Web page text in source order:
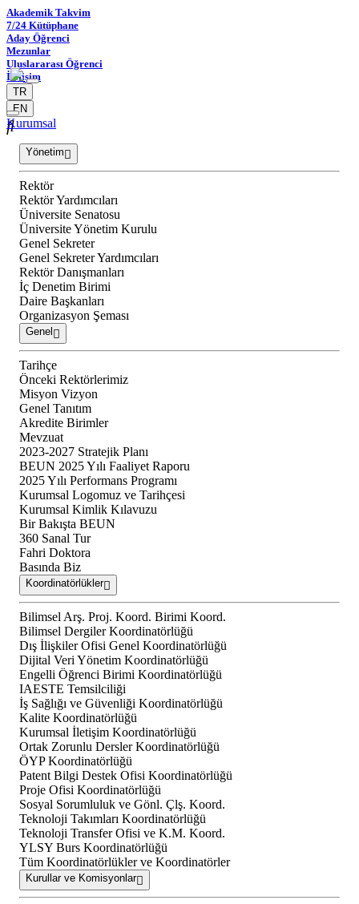
Akademik Takvim
7/24 Kütüphane
Aday Öğrenci
Mezunlar
Uluslararası Öğrenci
İletişim
TR
EN
Kurumsal
Yönetim
Rektör
Rektör Yardımcıları
Üniversite Senatosu
Üniversite Yönetim Kurulu
Genel Sekreter
Genel Sekreter Yardımcıları
Rektör Danışmanları
İç Denetim Birimi
Daire Başkanları
Organizasyon Şeması
Genel
Tarihçe
Önceki Rektörlerimiz
Misyon Vizyon
Genel Tanıtım
Akredite Birimler
Mevzuat
2023-2027 Stratejik Planı
BEUN 2025 Yılı Faaliyet Raporu
2025 Yılı Performans Programı
Kurumsal Logomuz ve Tarihçesi
Kurumsal Kimlik Kılavuzu
Bir Bakışta BEUN
360 Sanal Tur
Fahri Doktora
Basında Biz
Koordinatörlükler
Bilimsel Arş. Proj. Koord. Birimi Koord.
Bilimsel Dergiler Koordinatörlüğü
Dış İlişkiler Ofisi Genel Koordinatörlüğü
Dijital Veri Yönetim Koordinatörlüğü
Engelli Öğrenci Birimi Koordinatörlüğü
IAESTE Temsilciliği
İş Sağlığı ve Güvenliği Koordinatörlüğü
Kalite Koordinatörlüğü
Kurumsal İletişim Koordinatörlüğü
Ortak Zorunlu Dersler Koordinatörlüğü
ÖYP Koordinatörlüğü
Patent Bilgi Destek Ofisi Koordinatörlüğü
Proje Ofisi Koordinatörlüğü
Sosyal Sorumluluk ve Gönl. Çlş. Koord.
Teknoloji Takımları Koordinatörlüğü
Teknoloji Transfer Ofisi ve K.M. Koord.
YLSY Burs Koordinatörlüğü
Tüm Koordinatörlükler ve Koordinatörler
Kurullar ve Komisyonlar